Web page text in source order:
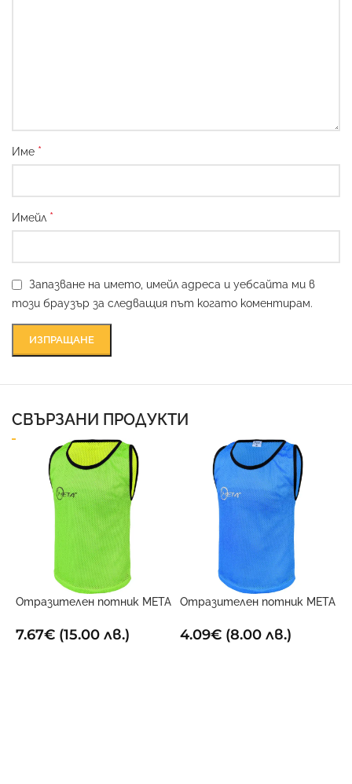
Име *
Имейл *
Запазване на името, имейл адреса и уебсайта ми в
този браузър за следващия път когато коментирам.
СВЪРЗАНИ ПРОДУКТИ
Отразителен потник META
7.67€ (15.00 лв.)
Отразителен потник META
4.09€(8.00 лв.)